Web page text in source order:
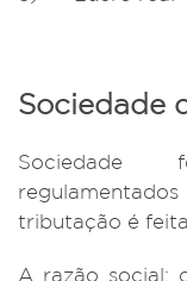
Sociedade
Sociedade
tributação é
A razão social: